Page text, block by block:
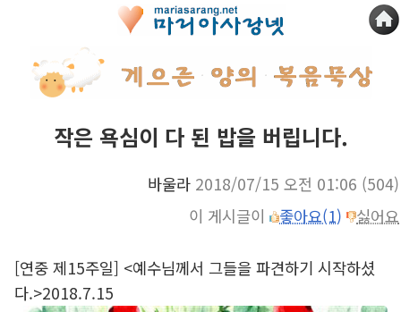
작은 욕심이 다 된 밥을 버립니다.
바울라 2018/07/15 오전 01:06 (504)
이 게시글이
좋아요(1) 싫어요
[연중 제15주일] <예수님께서 그들을 파견하기 시작하셨
다.>2018.7.15